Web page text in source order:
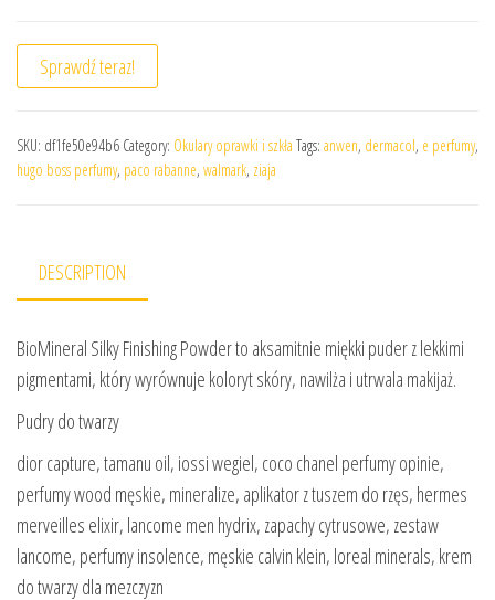
Sprawdź teraz!
SKU: df1fe50e94b6 Category: Okulary oprawki i szkła Tags: anwen, dermacol, e perfumy,
hugo boss perfumy, paco rabanne, walmark, ziaja
DESCRIPTION
BioMineral Silky Finishing Powder to aksamitnie miękki puder z lekkimi
pigmentami, który wyrównuje koloryt skóry, nawilża i utrwala makijaż.
Pudry do twarzy
dior capture, tamanu oil, iossi wegiel, coco chanel perfumy opinie,
perfumy wood męskie, mineralize, aplikator z tuszem do rzęs, hermes
merveilles elixir, lancome men hydrix, zapachy cytrusowe, zestaw
lancome, perfumy insolence, męskie calvin klein, loreal minerals, krem
do twarzy dla mezczyzn